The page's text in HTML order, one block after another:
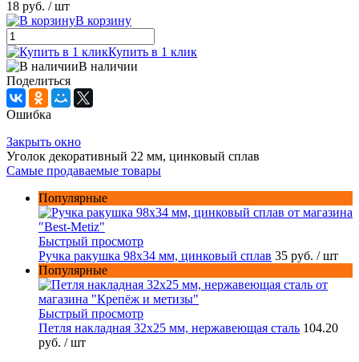
18 руб. / шт
В корзину
Купить в 1 клик
В наличии
Поделиться
Ошибка
Закрыть окно
Уголок декоративный 22 мм, цинковый сплав
Самые продаваемые товары
Популярные
Быстрый просмотр
Ручка ракушка 98x34 мм, цинковый сплав 35 руб. / шт
Популярные
Быстрый просмотр
Петля накладная 32х25 мм, нержавеющая сталь 104.20
руб. / шт